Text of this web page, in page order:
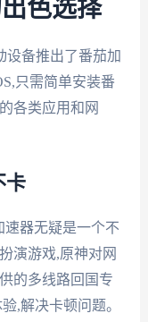
色选择
设备推出了番茄加
只需简单安装番
各类应用和网
卡
速器无疑是一个不
演游戏,原神对网
的多线路回国专
,解决卡顿问题。